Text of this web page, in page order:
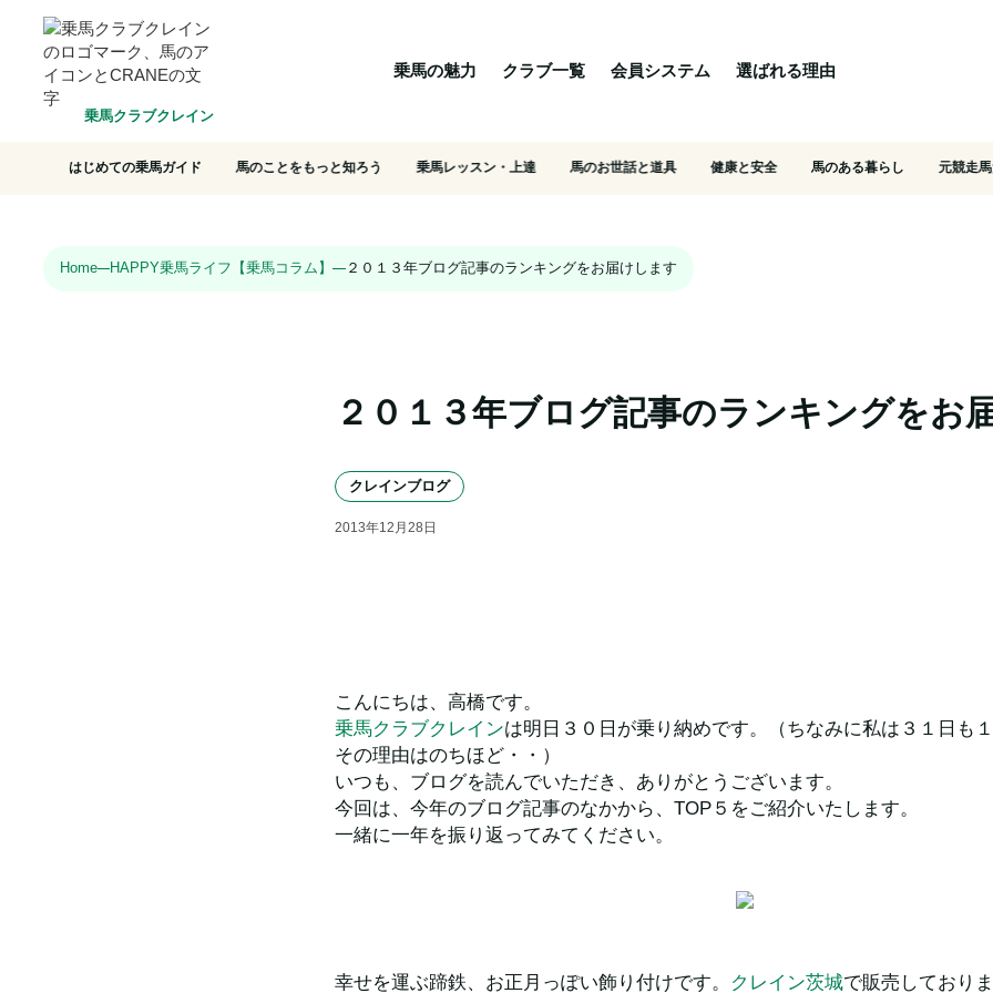
乗馬クラブクレイン
乗馬の魅力 クラブ一覧 会員システム 選ばれる理由
HOME 乗馬の魅力 クラブ一覧
はじめての乗馬ガイド 馬のことをもっと知ろう 乗馬レッスン・上達 馬のお世話と道具 健康と安全 馬のある暮らし 元競走
Home HAPPY乗馬ライフ【乗馬コラム】 ２０１３年ブログ記事のランキングをお届けします
２０１３年ブログ記事のランキングをお
クレインブログ
2013年12 月28 日
こんにちは、高橋です。
乗馬クラブクレインは明日３０日が乗り納めです。（ちなみに私は３１日も
その理由はのちほど・・）
いつも、ブログを読んでいただき、ありがとうございます。
今回は、今年のブログ記事のなかから、TOP５をご紹介いたします。
一緒に一年を振り返ってみてください。
幸せを運ぶ蹄鉄、お正月っぽい飾り付けです。 クレイン茨城で販売しておりま